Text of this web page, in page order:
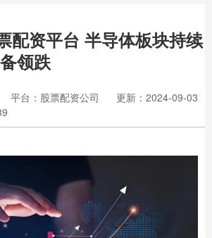
配资平台 半导体板块持续
领跌
平台：股票配资公司
更新：2024-09-03